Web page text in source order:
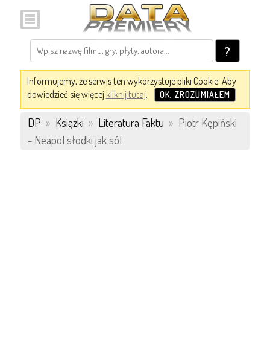
?
Informujemy, że serwis ten wykorzystuje pliki Cookie. Aby
dowiedzieć się więcej kliknij tutaj. OK, ZROZUMIAŁEM
DP » Książki » Literatura Faktu » Piotr Kępiński
- Neapol słodki jak sól